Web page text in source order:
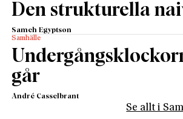
Den strukturella
Sameh Egyptson
Samhälle
går
André Casselbrant
Se allt i